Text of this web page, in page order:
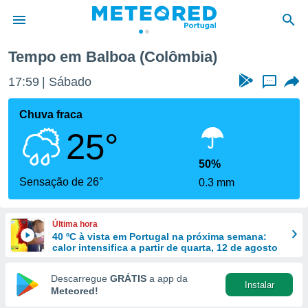
da
foi
fornecidas
a este
das
e
forma
digital
Tempo em Balboa (Colômbia)
17:59 Sábado ...
Chuva fraca
25°
Sensação de 26°
50%
0.3 mm
Última hora
40 ºC à vista em Portugal na próxima semana:
calor intensifica a partir de quarta, 12 de agosto
Descarregue GRÁTIS a app da
Meteored!
Instalar